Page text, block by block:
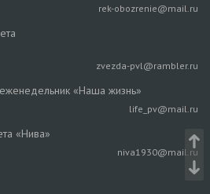
rek-obozrenie@mail.ru
zvezda-pvl@rambler.ru
«Наша жизнь»
life_pv@mail.ru
«Нива»
niva1930@mail.ru